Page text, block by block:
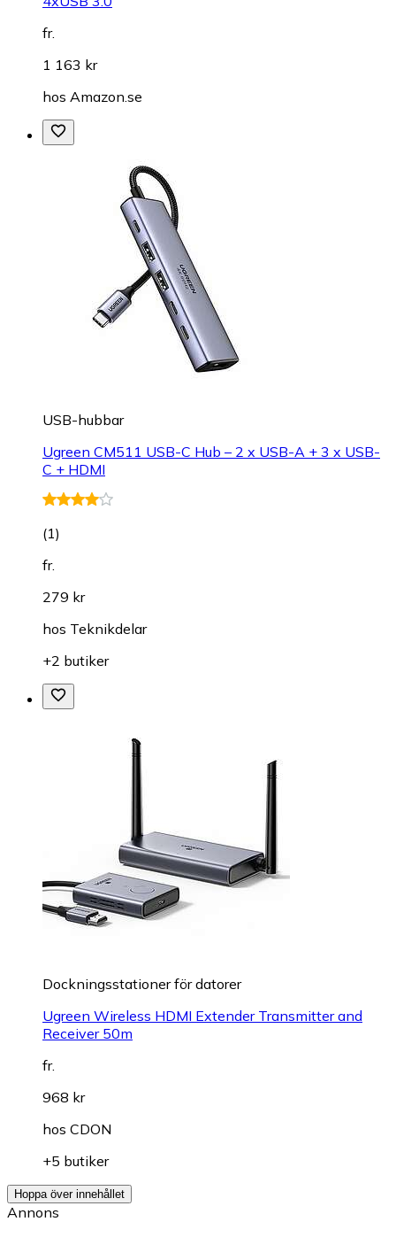
fr.
1 163 kr
hos Amazon.se
USB-hubbar
Ugreen CM511 USB-C Hub – 2 x USB-A + 3 x USB-
C + HDMI
(1)
fr.
279 kr
hos Teknikdelar
+2 butiker
Dockningsstationer för datorer
Ugreen Wireless HDMI Extender Transmitter and
Receiver 50m
fr.
968 kr
hos CDON
+5 butiker
Hoppa över innehållet
Annons